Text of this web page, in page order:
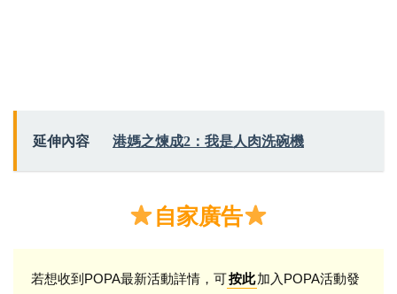
延伸內容 港媽之煉成2：我是人肉洗碗機
自家廣告
若想收到POPA最新活動詳情，可按此加入POPA活動發